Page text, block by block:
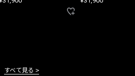
すべて見る